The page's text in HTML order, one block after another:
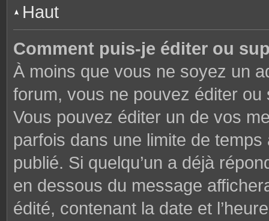
Haut
Comment puis-je éditer ou
À moins que vous ne soyez un
forum, vous ne pouvez éditer
Vous pouvez éditer un de vos
parfois dans une limite de
publié. Si quelqu’un a déjà
en dessous du message
édité, contenant la date et